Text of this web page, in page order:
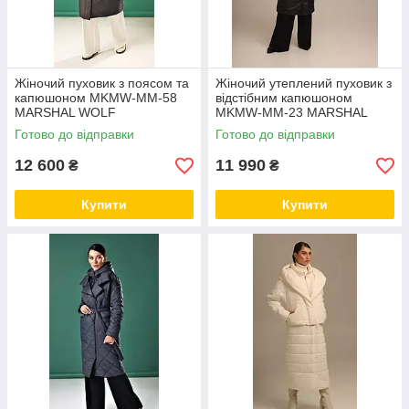
Жіночий пуховик з поясом та
капюшоном MKMW-ММ-58
MARSHAL WOLF
Готово до відправки
12 600 ₴
Купити
Жіночий утеплений пуховик з
відстібним капюшоном
MKMW-ММ-23 MARSHAL
WOLF
Готово до відправки
11 990 ₴
Купити